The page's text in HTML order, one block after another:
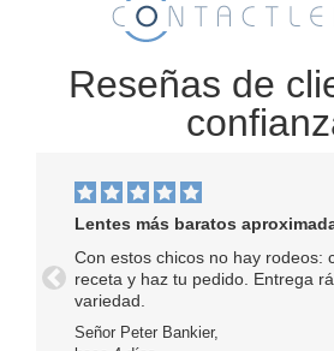
Reseñas de
Lentes más baratos
Con estos chicos no hay rodeos:
receta y haz tu pedido. Entrega
variedad.
Señor Peter Bankier,
Anterior